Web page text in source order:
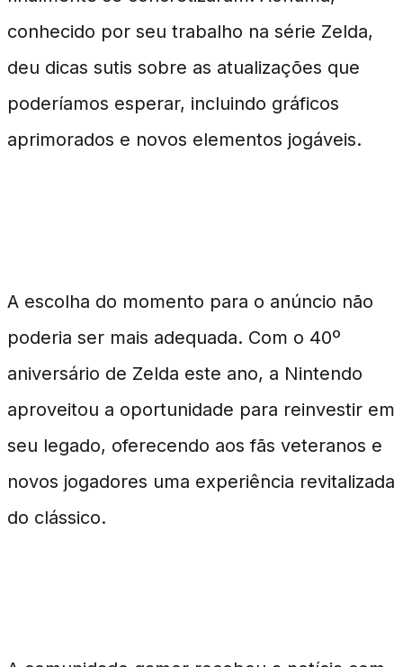
conhecido por seu trabalho na série Zelda,
deu dicas sutis sobre as atualizações que
poderíamos esperar, incluindo gráficos
aprimorados e novos elementos jogáveis.
A escolha do momento para o anúncio não
poderia ser mais adequada. Com o 40º
aniversário de Zelda este ano, a Nintendo
aproveitou a oportunidade para reinvestir em
seu legado, oferecendo aos fãs veteranos e
novos jogadores uma experiência revitalizada
do clássico.